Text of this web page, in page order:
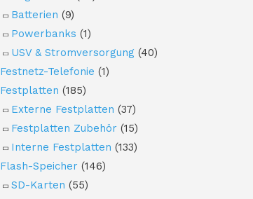
Batterien (9)
Powerbanks (1)
USV & Stromversorgung (40)
Festnetz-Telefonie (1)
Festplatten (185)
Externe Festplatten (37)
Festplatten Zubehör (15)
Interne Festplatten (133)
Flash-Speicher (146)
SD-Karten (55)